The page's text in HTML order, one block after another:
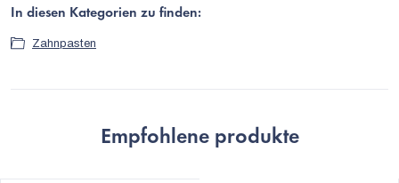
In diesen Kategorien zu finden:
Zahnpasten
Empfohlene produkte